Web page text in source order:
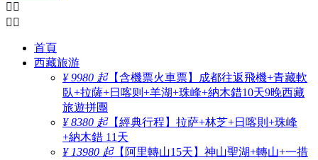
 
 
首頁
西藏旅游
¥ 9980 起【含機票火車票】成都往返飛機+青藏軟
臥+拉薩+日喀则+羊湖+珠峰+納木錯10天9晚西藏
旅遊拼團
¥ 8380 起【經典行程】拉萨+林芝+日喀則+珠峰
+納木錯 11天
¥ 13980 起【阿里轉山15天】神山聖湖+轉山+一措